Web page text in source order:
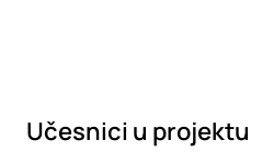
Učesnici u projektu